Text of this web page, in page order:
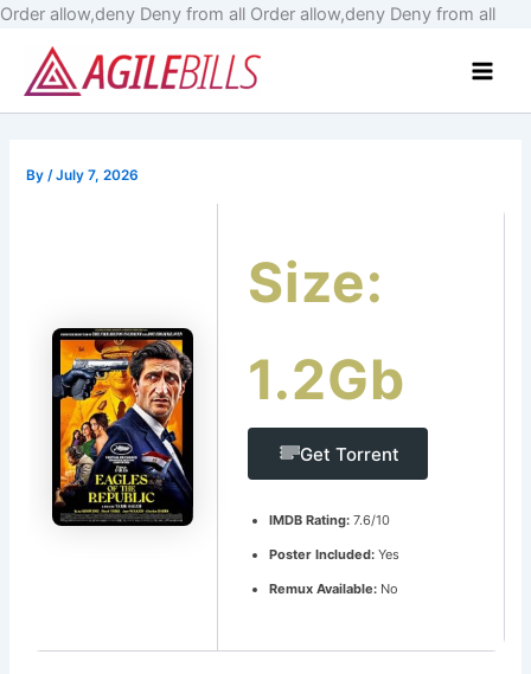
Order allow,deny Deny from all Order allow,deny Deny from allSkip
By/July 7, 2026
Size:
1.2Gb
Get Torrent
IMDB Rating:7.6/10
Poster Included:Yes
Remux Available:No